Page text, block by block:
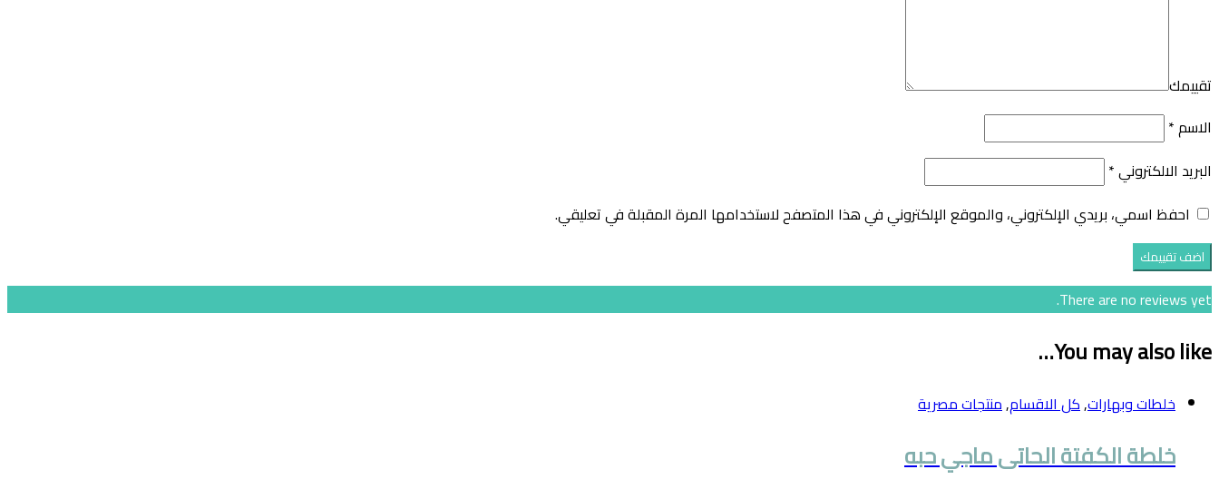
تقييمك
الاسم*
البريد الالكتروني*
احفظ اسمي، بريدي الإلكتروني، والموقع الإلكتروني في هذا المتصفح لاستخدامها المرة المقبلة في تعليقي.
There are no reviews yet.
You may also like…
خلطات وبهارات,كل الاقسام,منتجات مصرية
خلطة الكفتة الحاتى ماجي حبه